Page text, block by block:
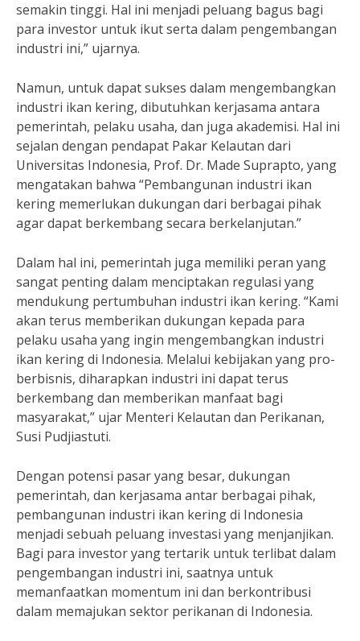
semakin tinggi. Hal ini menjadi peluang bagus bagi
para investor untuk ikut serta dalam pengembangan
industri ini,” ujarnya.
Namun, untuk dapat sukses dalam mengembangkan
industri ikan kering, dibutuhkan kerjasama antara
pemerintah, pelaku usaha, dan juga akademisi. Hal ini
sejalan dengan pendapat Pakar Kelautan dari
Universitas Indonesia, Prof. Dr. Made Suprapto, yang
mengatakan bahwa “Pembangunan industri ikan
kering memerlukan dukungan dari berbagai pihak
agar dapat berkembang secara berkelanjutan.”
Dalam hal ini, pemerintah juga memiliki peran yang
sangat penting dalam menciptakan regulasi yang
mendukung pertumbuhan industri ikan kering. “Kami
akan terus memberikan dukungan kepada para
pelaku usaha yang ingin mengembangkan industri
ikan kering di Indonesia. Melalui kebijakan yang pro-
berbisnis, diharapkan industri ini dapat terus
berkembang dan memberikan manfaat bagi
masyarakat,” ujar Menteri Kelautan dan Perikanan,
Susi Pudjiastuti.
Dengan potensi pasar yang besar, dukungan
pemerintah, dan kerjasama antar berbagai pihak,
pembangunan industri ikan kering di Indonesia
menjadi sebuah peluang investasi yang menjanjikan.
Bagi para investor yang tertarik untuk terlibat dalam
pengembangan industri ini, saatnya untuk
memanfaatkan momentum ini dan berkontribusi
dalam memajukan sektor perikanan di Indonesia.